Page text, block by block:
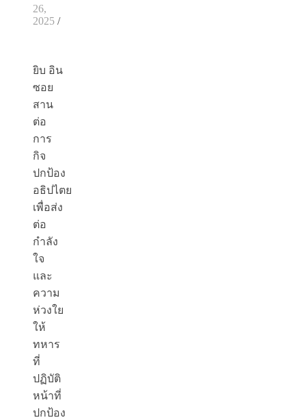
26,
2025 /
ยิบ อิน
ซอย
สาน
ต่อ
การ
กิจ
ปกป้อง
อธิปไตย
เพื่อส่ง
ต่อ
กำลัง
ใจ
และ
ความ
ห่วงใย
ให้
ทหาร
ที่
ปฏิบัติ
หน้าที่
ปกป้อง